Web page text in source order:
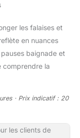
les falaises et
en nuances
baignade et
comprendre la
· Prix indicatif : 20